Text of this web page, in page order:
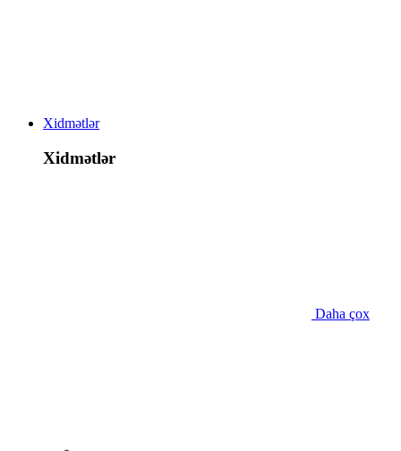
Xidmətlər
Xidmətlər
Daha çox